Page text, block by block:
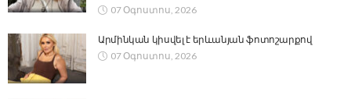
07 Օգոստոս, 2026
Արմինկան կիսվել է երևանյան ֆոտոշարքով
07 Օգոստոս, 2026